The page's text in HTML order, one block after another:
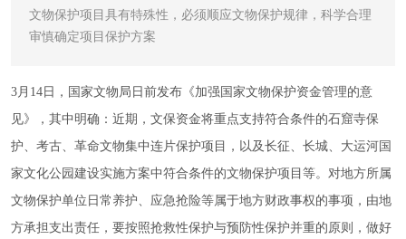
文物保护项目具有特殊性，必须顺应文物保护规律，科学合理
审慎确定项目保护方案
3月14日，国家文物局日前发布《加强国家文物保护资金管理的意
见》，其中明确：近期，文保资金将重点支持符合条件的石窟寺保
护、考古、革命文物集中连片保护项目，以及长征、长城、大运河国
家文化公园建设实施方案中符合条件的文物保护项目等。对地方所属
文物保护单位日常养护、应急抢险等属于地方财政事权的事项，由地
方承担支出责任，要按照抢救性保护与预防性保护并重的原则，做好